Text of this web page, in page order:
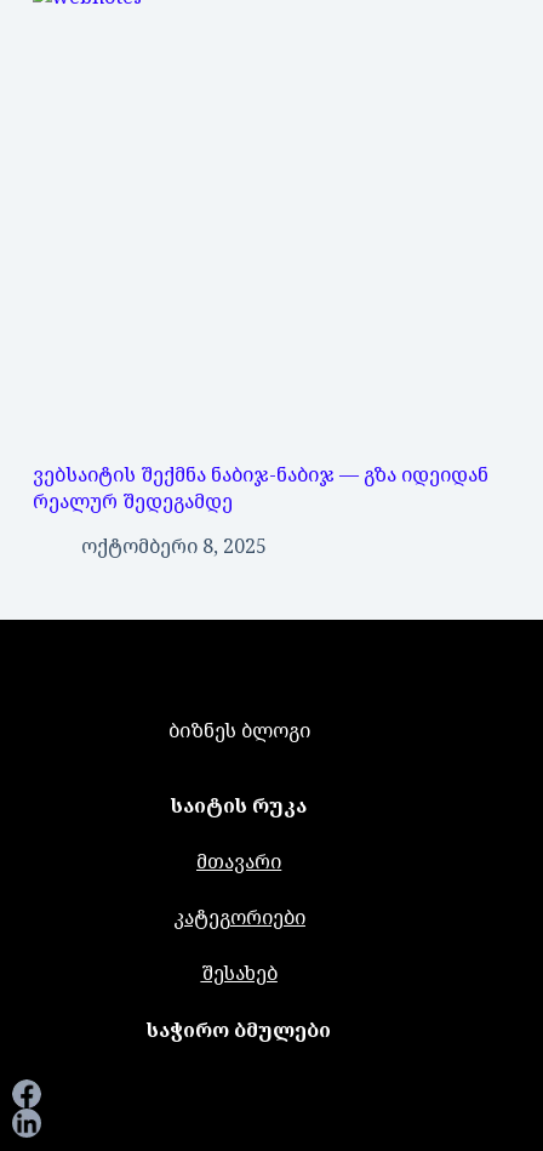
ვებსაიტის შექმნა ნაბიჯ-ნაბიჯ — გზა იდეიდან
რეალურ შედეგამდე
ოქტომბერი 8, 2025
ბიზნეს ბლოგი
საიტის რუკა
მთავარი
კატეგორიები
შესახებ
საჭირო ბმულები